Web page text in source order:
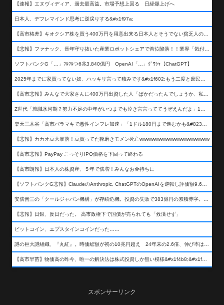
【速報】エヌヴィディア、過去最高益。市場予想上回る 日経爆上げへ
日本人、デフレマインド思考に逆戻りする&#x1f97a;
【高市格差】キオクシア株を買う400万円を用意出来る日本人とそうでない貧乏人の差が超広まるって事よ
【悲報】ファナック、長年守り抜いた産業ロボットシェアで首位陥落！！業界「気付いたら一気に抜かれていた…」
ソフトバンクG「…」ﾌﾙﾌﾙつ6兆3,840億円 OpenAI「…」ｸﾞﾜｼｬ【ChatGPT】
2025年までに家買ってない奴、ハッキリ言って積みです&#x1f602;もう二度と庶民が買える値段になりません&#x1f602;&#x1f602;&#x1f602;
【高市悲報】みんなで大家さんに400万円出資した人「ばかだったんでしょうか、私は&#x1f622;」
Z世代「就職氷河期？努力不足の中年がいつまでも泣き言言っててうぜえんだよ」1万いいね
楽天三木谷「高市バラマキで悪性インフレ加速」「1ドル180円まで進むかも&#8230;もう看過できない」
【悲報】カカオ豆大暴落！豆買ってた靴磨きモメン死亡wwwwwwwwwwwwwwwwwwww
【高市悲報】PayPay こっそりIPO価格を下回って終わる
【高市朗報】日本人の株資産、５年で倍増！みんなお金持ちに
【ソフトバンクG悲報】ClaudeのAnthropic, ChatGPTのOpenAIを逆転し評価額9,650億ドル (約154兆円) の世界一価値あるAI企業に……
安倍晋三の「クールジャパン機構」が存続危機。投資の失敗で383億円の累積赤字。2025年度決算も大赤字の可能性。責任の所在はウヤムヤ
【悲報】日銀、反日だった。 高市政権下で国債が売られても「救済せず」
ビットコイン、エプスタインコインだった……
謎の巨大謎組織、『丸紅』。時価総額が初の10兆円超え 24年末の2.6倍、伸び率は謎組織首位
【高市早苗】物価高の昨今、唯一の解決法は株式投資しか無い模様&#x1f4b8;&#x1f4b8;&#x1f4b8;
スポンサーリンク